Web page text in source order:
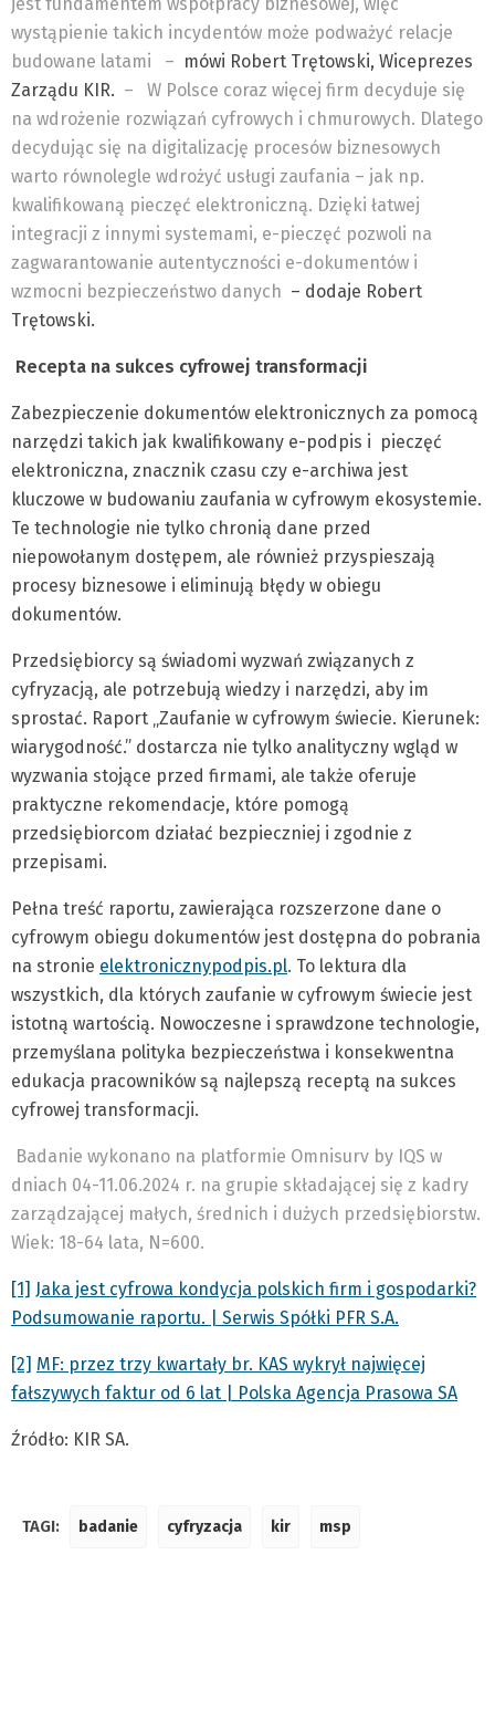
wystąpienie takich incydentów może podważyć relacje
budowane latami
– mówi Robert Trętowski, Wiceprezes
Zarządu KIR. –
W Polsce coraz więcej firm decyduje się
na wdrożenie rozwiązań cyfrowych i chmurowych. Dlatego
decydując się na digitalizację procesów biznesowych
warto równolegle wdrożyć usługi zaufania – jak np.
kwalifikowaną pieczęć elektroniczną. Dzięki łatwej
integracji z innymi systemami, e-pieczęć pozwoli na
zagwarantowanie autentyczności e-dokumentów i
wzmocni bezpieczeństwo danych – dodaje Robert
Trętowski.
Recepta na sukces cyfrowej transformacji
Zabezpieczenie dokumentów elektronicznych za pomocą
narzędzi takich jak kwalifikowany e-podpis i pieczęć
elektroniczna, znacznik czasu czy e-archiwa jest
kluczowe w budowaniu zaufania w cyfrowym ekosystemie.
Te technologie nie tylko chronią dane przed
niepowołanym dostępem, ale również przyspieszają
procesy biznesowe i eliminują błędy w obiegu
dokumentów.
Przedsiębiorcy są świadomi wyzwań związanych z
cyfryzacją, ale potrzebują wiedzy i narzędzi, aby im
sprostać. Raport „Zaufanie w cyfrowym świecie. Kierunek:
wiarygodność.” dostarcza nie tylko analityczny wgląd w
wyzwania stojące przed firmami, ale także oferuje
praktyczne rekomendacje, które pomogą
przedsiębiorcom działać bezpieczniej i zgodnie z
przepisami.
Pełna treść raportu, zawierająca rozszerzone dane o
cyfrowym obiegu dokumentów jest dostępna do pobrania
na stronie elektronicznypodpis.pl. To lektura dla
wszystkich, dla których zaufanie w cyfrowym świecie jest
istotną wartością. Nowoczesne i sprawdzone technologie,
przemyślana polityka bezpieczeństwa i konsekwentna
edukacja pracowników są najlepszą receptą na sukces
cyfrowej transformacji.
Badanie wykonano na platformie Omnisurv by IQS w
dniach 04-11.06.2024 r. na grupie składającej się z kadry
zarządzającej małych, średnich i dużych przedsiębiorstw.
Wiek: 18-64 lata, N=600.
[1] Jaka jest cyfrowa kondycja polskich firm i gospodarki?
Podsumowanie raportu. | Serwis Spółki PFR S.A.
[2] MF: przez trzy kwartały br. KAS wykrył najwięcej
fałszywych faktur od 6 lat | Polska Agencja Prasowa SA
Źródło: KIR SA.
TAGI: badanie cyfryzacja kir msp